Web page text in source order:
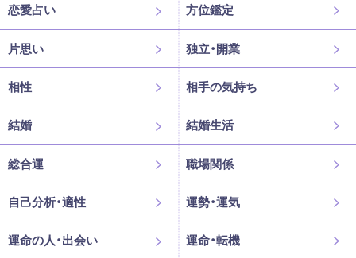
恋愛占い 方位鑑定
片思い 独立・開業
相性 相手の気持ち
結婚 結婚生活
総合運 職場関係
自己分析・適性 運勢・運気
運命の人・出会い 運命・転機